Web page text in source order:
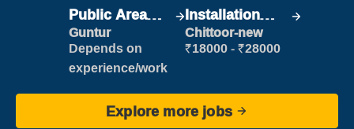
Public Area
Cleaner
Guntur
Depends on
experience/work
Installation
Engineer/
Helper
Chittoor-new
₹18000 - ₹28000
Explore more jobs